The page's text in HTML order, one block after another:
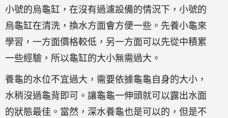
小號的烏龜缸，在沒有過濾設備的情況下，小號的
烏龜缸在清洗，換水方面會方便一些。先養小龜來
學習，一方面價格較低，另一方面可以先從中積累
一些經驗，所以龜缸的大小無需過大。
養龜的水位不宜過大，需要依據龜龜自身的大小，
水稍沒過龜背即可。讓龜龜一伸頭就可以露出水面
的狀態最佳。當然，深水養龜也是可以的，但是不